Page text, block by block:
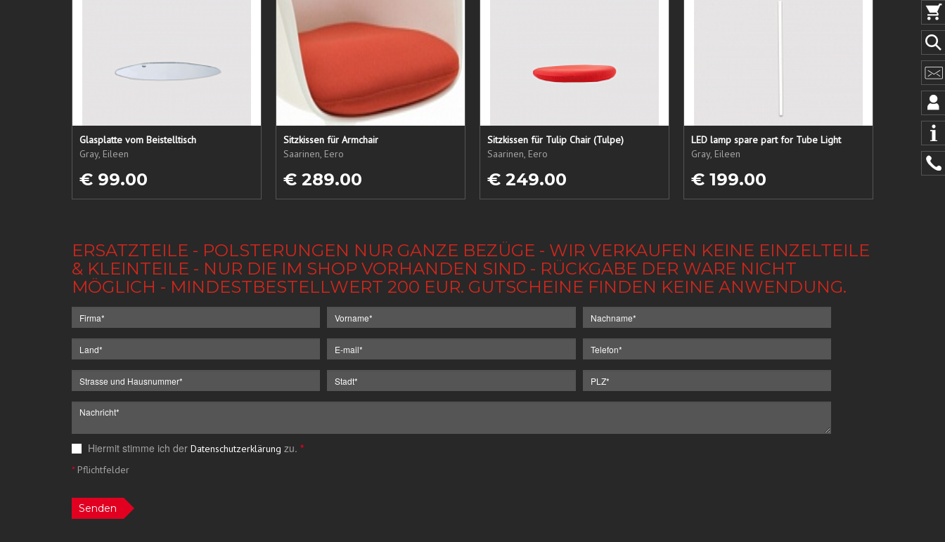
Glasplatte vom Beistelltisch
Gray, Eileen
€ 99.00
Sitzkissen für Armchair
Saarinen, Eero
€ 289.00
Sitzkissen für Tulip Chair (Tulpe)
Saarinen, Eero
€ 249.00
LED lamp spare part for Tube Light
Gray, Eileen
€ 199.00
ERSATZTEILE - POLSTERUNGEN NUR GANZE BEZÜGE - WIR VERKAUFEN KEINE EINZELTEILE
& KLEINTEILE - NUR DIE IM SHOP VORHANDEN SIND - RÜCKGABE DER WARE NICHT
MÖGLICH - MINDESTBESTELLWERT 200 EUR. GUTSCHEINE FINDEN KEINE ANWENDUNG.
Hiermit stimme ich der Datenschutzerklärung zu. *
*Pflichtfelder
Senden